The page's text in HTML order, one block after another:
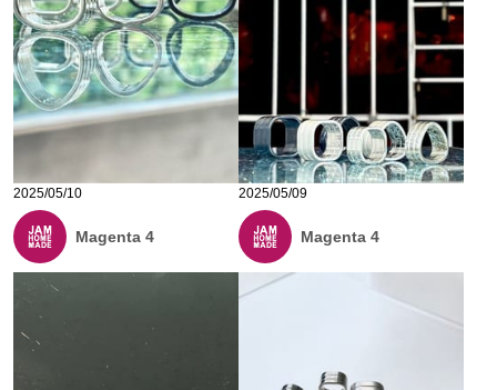
2025/05/10
Magenta 4
2025/05/09
Magenta 4